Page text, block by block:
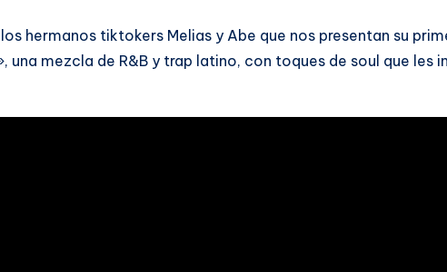
hermanos tiktokers Melias y Abe que nos presentan su
una mezcla de R&B y trap latino, con toques de soul que les